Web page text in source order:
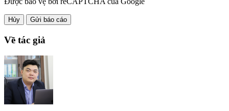
Hủy Gửi báo cáo
Về tác giả